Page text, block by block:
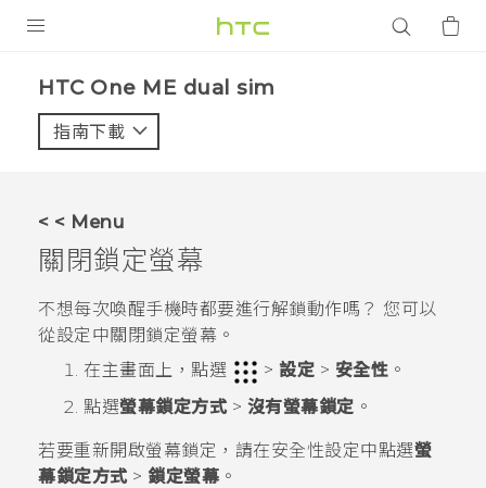
VIVE
應用程式
HTC One ME dual sim‎
指南下載
< < Menu
關閉鎖定螢幕
不想每次喚醒手機時都要進行解鎖動作嗎？ 您可以
從設定中關閉鎖定螢幕。
在主畫面上，點選 > 設定 > 安全性 。
點選螢幕鎖定方式 > 沒有螢幕鎖定 。
若要重新開啟螢幕鎖定，請在安全性設定中點選螢
幕鎖定方式 > 鎖定螢幕。